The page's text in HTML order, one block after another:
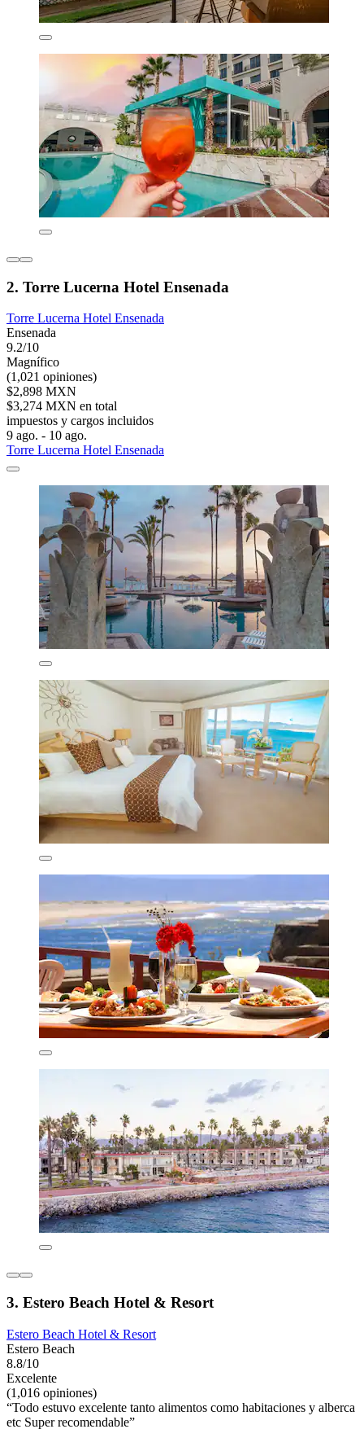
2. Torre Lucerna Hotel Ensenada
Torre Lucerna Hotel Ensenada
Ensenada
9.2/10
Magnífico
(1,021 opiniones)
$2,898 MXN
$3,274 MXN en total
impuestos y cargos incluidos
9 ago. - 10 ago.
Torre Lucerna Hotel Ensenada
3. Estero Beach Hotel & Resort
Estero Beach Hotel & Resort
Estero Beach
8.8/10
Excelente
(1,016 opiniones)
“Todo estuvo excelente tanto alimentos como habitaciones y alberca
etc Super recomendable”